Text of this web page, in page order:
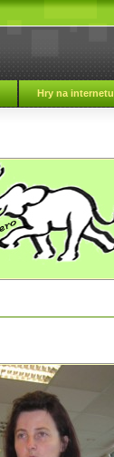
Hry na internetu